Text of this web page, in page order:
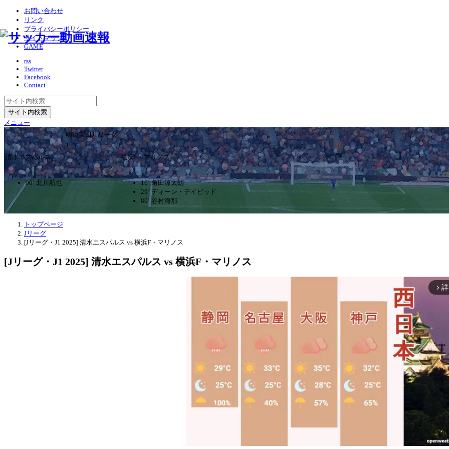
お問い合わせ
リンク
プライバシーポリシー
サイトマップ
GAME
rss
Twitter
Facebook
Contact
メニュー
明治安田J1リーグ
1ｰ3
清水エスパルス
横浜F・マリノス
90’ 北川航也
16’ 角田涼太朗
29’ ディーン・デイビッド
80’ 谷村海那
トップページ
Jリーグ
[Jリーグ・J1 2025] 清水エスパルス vs 横浜F・マリノス
[Jリーグ・J1 2025] 清水エスパルス vs 横浜F・マリノス
arrow_forward_ios